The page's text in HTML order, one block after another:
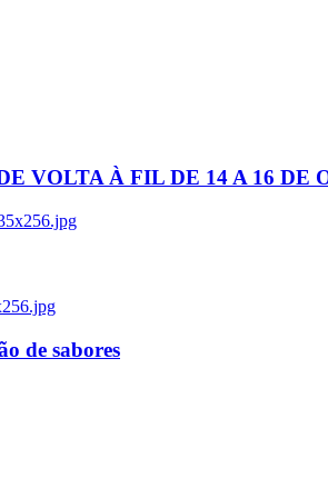
VOLTA À FIL DE 14 A 16 DE
de sabores